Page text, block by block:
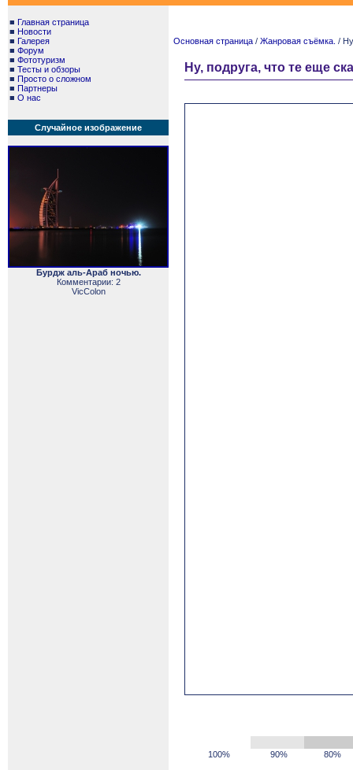
■ Главная страница
■ Новости
■ Галерея
■ Форум
■ Фототуризм
■ Тесты и обзоры
■ Просто о сложном
■ Партнеры
■ О нас
Случайное изображение
Бурдж аль-Араб ночью.
Комментарии: 2
VicColon
Основная страница / Жанровая съёмка. /
Ну, подруга, что те еще
100% 90% 80%